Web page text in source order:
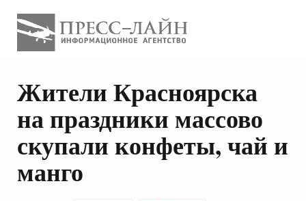
Жители Красноярска
на праздники массово
скупали конфеты, чай и
манго